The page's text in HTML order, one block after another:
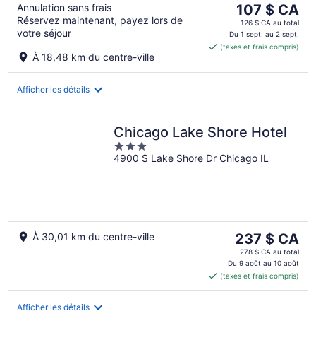
Annulation sans frais
Réservez maintenant, payez lors de
votre séjour
À 18,48 km du centre-ville
Le
prix
est
de 107 $ CA
107 $ CA
126 $ CA au total
Du 1 sept. au 2 sept.
(taxes et frais compris)
Afficher les détails
Chicago Lake Shore Hotel
3
out
4900 S Lake Shore Dr Chicago IL
À 30,01 km du centre-ville
Le
prix
est
de 237 $ CA
par
237 $ CA
278 $ CA au total
Du 9 août au 10 août
(taxes et frais compris)
Afficher les détails